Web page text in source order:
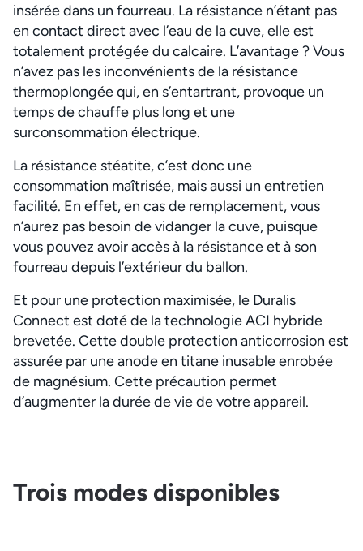
insérée dans un fourreau. La résistance n’étant pas
en contact direct avec l’eau de la cuve, elle est
totalement protégée du calcaire. L’avantage ? Vous
n’avez pas les inconvénients de la résistance
thermoplongée qui, en s’entartrant, provoque un
temps de chauffe plus long et une
surconsommation électrique.
La résistance stéatite, c’est donc une
consommation maîtrisée, mais aussi un entretien
facilité. En effet, en cas de remplacement, vous
n’aurez pas besoin de vidanger la cuve, puisque
vous pouvez avoir accès à la résistance et à son
fourreau depuis l’extérieur du ballon.
Et pour une protection maximisée, le Duralis
Connect est doté de la technologie ACI hybride
brevetée. Cette double protection anticorrosion est
assurée par une anode en titane inusable enrobée
de magnésium. Cette précaution permet
d’augmenter la durée de vie de votre appareil.
Trois modes disponibles